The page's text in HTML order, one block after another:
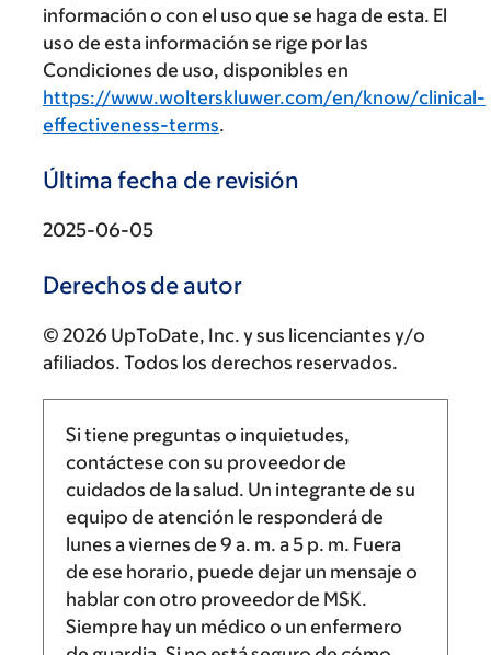
información o con el uso que se haga de esta. El
uso de esta información se rige por las
Condiciones de uso, disponibles en
https://www.wolterskluwer.com/en/know/clinical-
effectiveness-terms.
Última fecha de revisión
2025-06-05
Derechos de autor
© 2026 UpToDate, Inc. y sus licenciantes y/o
afiliados. Todos los derechos reservados.
Si tiene preguntas o inquietudes,
contáctese con su proveedor de
cuidados de la salud. Un integrante de su
equipo de atención le responderá de
lunes a viernes de 9 a. m. a5 p. m. Fuera
de ese horario, puede dejar un mensaje o
hablar con otro proveedor de MSK.
Siempre hay un médico o un enfermero